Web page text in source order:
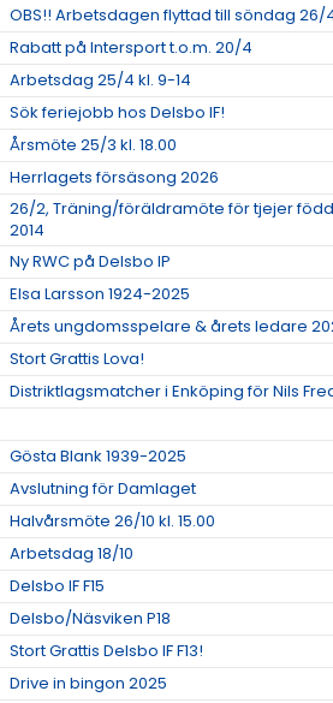
OBS!! Arbetsdagen flyttad till söndag 26/
Rabatt på Intersport t.o.m. 20/4
Arbetsdag 25/4 kl. 9-14
Sök feriejobb hos Delsbo IF!
Årsmöte 25/3 kl. 18.00
Herrlagets försäsong 2026
26/2, Träning/föräldramöte för tjejer
2014
Ny RWC på Delsbo IP
Elsa Larsson 1924-2025
Årets ungdomsspelare & årets ledare
Stort Grattis Lova!
Distriktlagsmatcher i Enköping för Nils
Gösta Blank 1939-2025
Avslutning för Damlaget
Halvårsmöte 26/10 kl. 15.00
Arbetsdag 18/10
Delsbo IF F15
Delsbo/Näsviken P18
Stort Grattis Delsbo IF F13!
Drive in bingon 2025